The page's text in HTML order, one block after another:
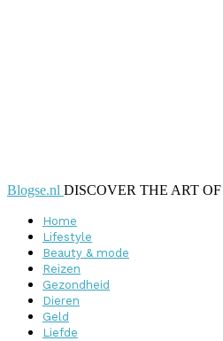
Blogse.nl DISCOVER THE ART
Home
Lifestyle
Beauty & mode
Reizen
Gezondheid
Dieren
Geld
Liefde